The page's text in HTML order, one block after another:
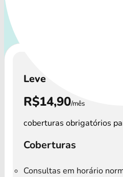
Leve
R$14,90/mês
coberturas obrigatórios
Coberturas
Consultas em horário